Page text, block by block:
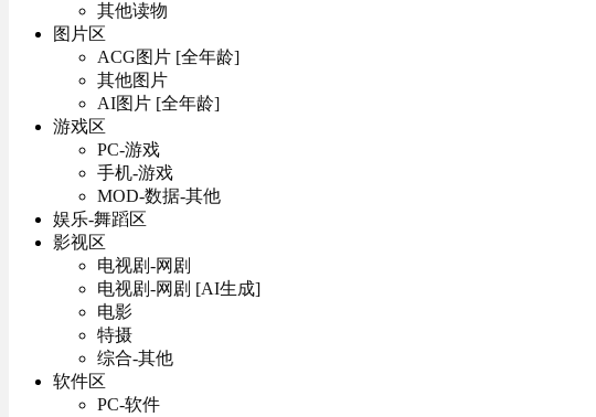
其他读物
图片区
ACG图片 [全年龄]
其他图片
AI图片 [全年龄]
游戏区
PC-游戏
手机-游戏
MOD-数据-其他
娱乐-舞蹈区
影视区
电视剧-网剧
电视剧-网剧 [AI生成]
电影
特摄
综合-其他
软件区
PC-软件